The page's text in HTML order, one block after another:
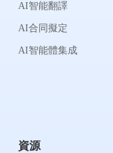
AI智能翻譯
AI合同擬定
AI智能體集成
資源